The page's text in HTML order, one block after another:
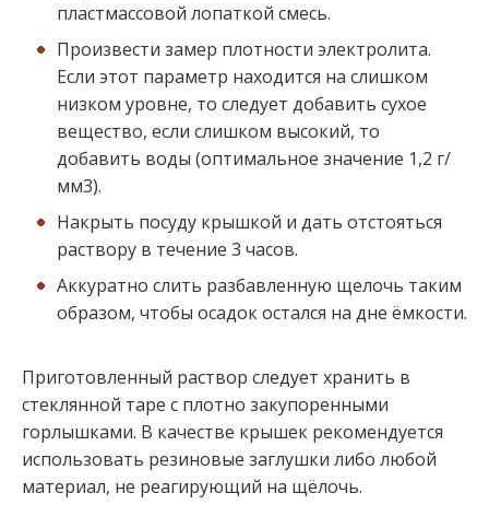
пластмассовой лопаткой смесь.
Произвести замер плотности электролита.
Если этот параметр находится на слишком
низком уровне, то следует добавить сухое
вещество, если слишком высокий, то
добавить воды (оптимальное значение 1,2 г/
мм3).
Накрыть посуду крышкой и дать отстояться
раствору в течение 3 часов.
Аккуратно слить разбавленную щелочь таким
образом, чтобы осадок остался на дне ёмкости.
Приготовленный раствор следует хранить в
стеклянной таре с плотно закупоренными
горлышками. В качестве крышек рекомендуется
использовать резиновые заглушки либо любой
материал, не реагирующий на щёлочь.